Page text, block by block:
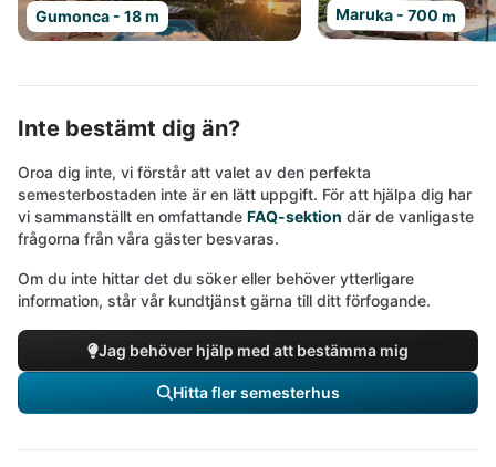
Gumonca - 18 m Maruka - 700 m
Inte bestämt dig än?
Oroa dig inte, vi förstår att valet av den perfekta
semesterbostaden inte är en lätt uppgift. För att hjälpa dig har
vi sammanställt en omfattande FAQ-sektion där de vanligaste
frågorna från våra gäster besvaras.
Om du inte hittar det du söker eller behöver ytterligare
information, står vår kundtjänst gärna till ditt förfogande.
Jag behöver hjälp med att bestämma mig
Hitta fler semesterhus